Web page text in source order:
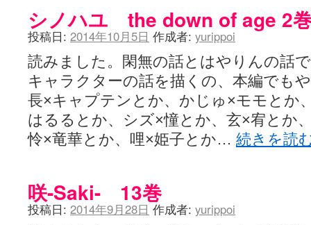
シノハユ the down of age 2
投稿日: 2014年10月5日 作成者: yurippoi
読みました。閑無の話とはやりんの話
キャラクターの話を描くの、本編でも
長×キャプテンとか、かじゅ×モモとか
はるるとか、シズ×憧とか、玄×宥とか
怜×竜華とか、哩×姫子とか… 続きを読
咲-Saki- 13巻
投稿日: 2014年9月28日 作成者: yurippoi